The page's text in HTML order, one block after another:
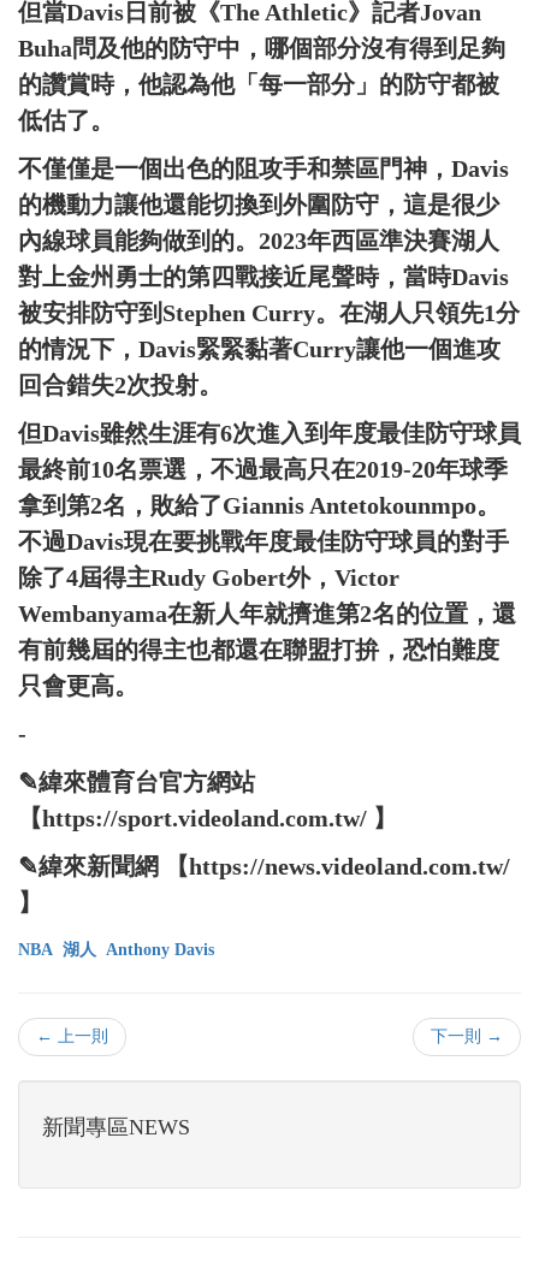
但當Davis日前被《The Athletic》記者Jovan
Buha問及他的防守中，哪個部分沒有得到足夠
的讚賞時，他認為他「每一部分」的防守都被
低估了。
不僅僅是一個出色的阻攻手和禁區門神，Davis
的機動力讓他還能切換到外圍防守，這是很少
內線球員能夠做到的。2023年西區準決賽湖人
對上金州勇士的第四戰接近尾聲時，當時Davis
被安排防守到Stephen Curry。在湖人只領先1分
的情況下，Davis緊緊黏著Curry讓他一個進攻
回合錯失2次投射。
但Davis雖然生涯有6次進入到年度最佳防守球員
最終前10名票選，不過最高只在2019-20年球季
拿到第2名，敗給了Giannis Antetokounmpo。
不過Davis現在要挑戰年度最佳防守球員的對手
除了4屆得主Rudy Gobert外，Victor
Wembanyama在新人年就擠進第2名的位置，還
有前幾屆的得主也都還在聯盟打拚，恐怕難度
只會更高。
-
✎緯來體育台官方網站
【https://sport.videoland.com.tw/ 】
✎緯來新聞網 【https://news.videoland.com.tw/
】
NBA 湖人 Anthony Davis
← 上一則 下一則 →
新聞專區NEWS